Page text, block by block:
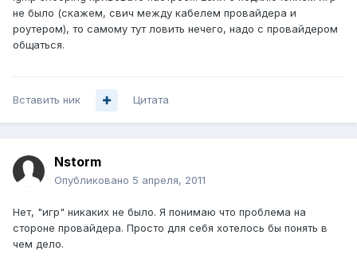
не было (скажем, свич между кабелем провайдера и
роутером), то самому тут ловить нечего, надо с провайдером
общаться.
Вставить ник Цитата
Nstorm
Опубликовано 5 апреля, 2011
Нет, "игр" никаких не было. Я понимаю что проблема на
стороне провайдера. Просто для себя хотелось бы понять в
чем дело.